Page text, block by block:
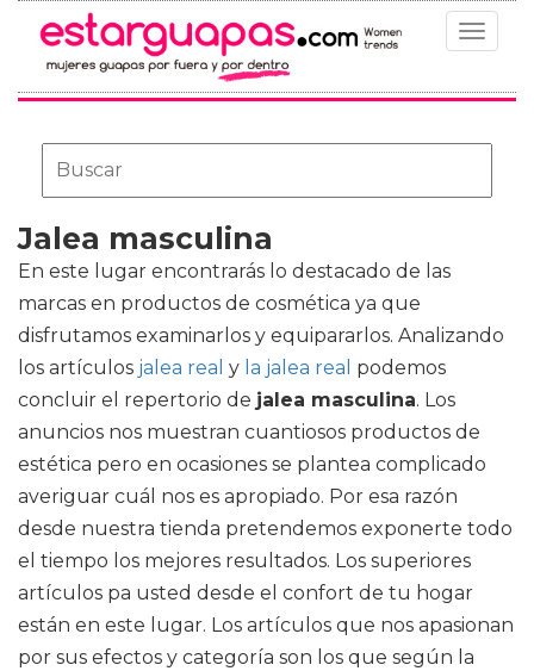
Toggle
Jalea masculina
En este lugar encontrarás lo destacado de las
marcas en productos de cosmética ya que
disfrutamos examinarlos y equipararlos. Analizando
los artículos jalea real y la jalea real podemos
concluir el repertorio de jalea masculina. Los
anuncios nos muestran cuantiosos productos de
estética pero en ocasiones se plantea complicado
averiguar cuál nos es apropiado. Por esa razón
desde nuestra tienda pretendemos exponerte todo
el tiempo los mejores resultados. Los superiores
artículos pa usted desde el confort de tu hogar
están en este lugar. Los artículos que nos apasionan
por sus efectos y categoría son los que según la